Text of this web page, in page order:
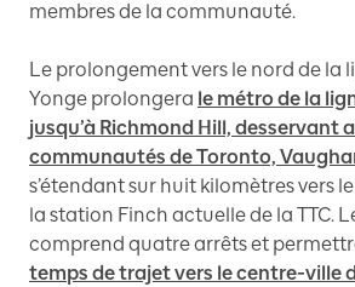
membres de la communauté.
Le prolongement vers le nord de la
Yonge prolongera le métro de la
jusqu’à Richmond Hill, desservant
communautés de Toronto,
s’étendant sur huit kilomètres vers
la station Finch actuelle de la TTC.
comprend quatre arrêts et
temps de trajet vers le centre-ville